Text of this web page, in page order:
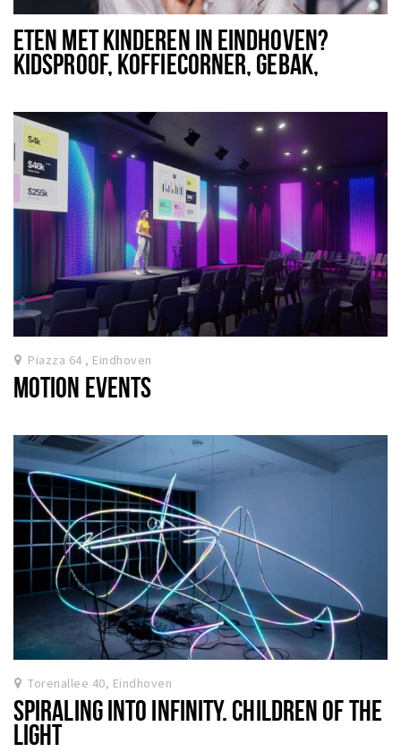
ETEN MET KINDEREN IN EINDHOVEN?
KIDSPROOF, KOFFIECORNER, GEBAK,
Piazza 64 , Eindhoven
MOTION EVENTS
Torenallee 40, Eindhoven
SPIRALING INTO INFINITY. CHILDREN OF THE
LIGHT